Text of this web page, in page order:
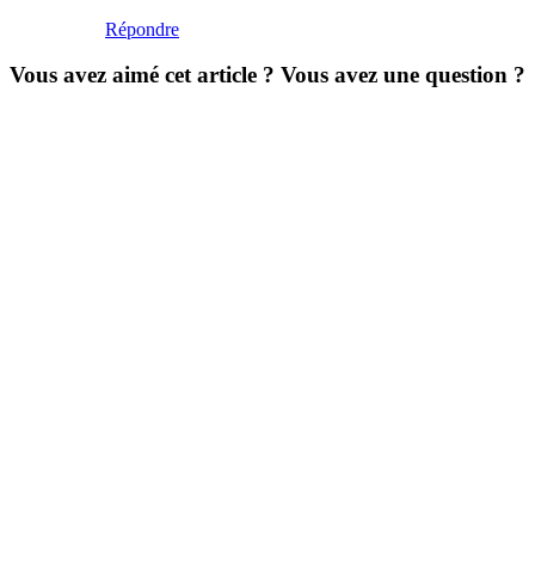
Répondre
Vous avez aimé cet article ? Vous avez une question ?